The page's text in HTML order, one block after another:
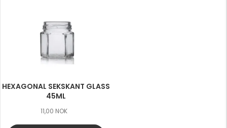
HEXAGONAL SEKSKANT GLASS
45ML
11,00 NOK